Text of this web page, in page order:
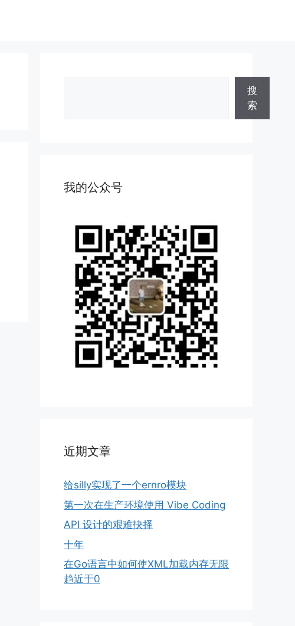
搜
索
我的公众号
近期文章
给silly实现了一个ernro模块
第一次在生产环境使用 Vibe Coding
API 设计的艰难抉择
十年
在Go语言中如何使XML加载内存无限
趋近于0